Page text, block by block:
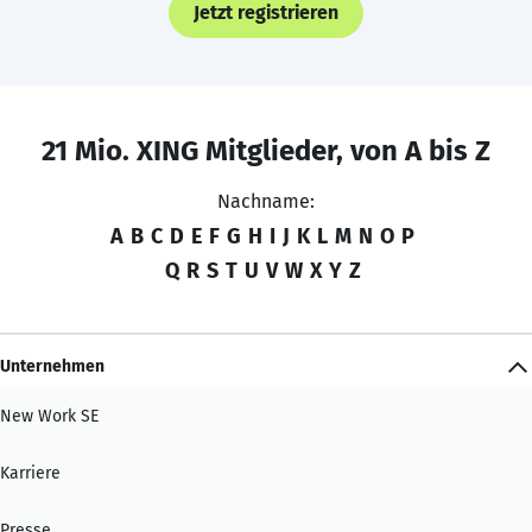
Jetzt registrieren
21 Mio. XING Mitglieder, von A bis Z
Nachname:
A B C D E F G H I J K L M N O P
Q R S T U V W X Y Z
Unternehmen
New Work SE
Karriere